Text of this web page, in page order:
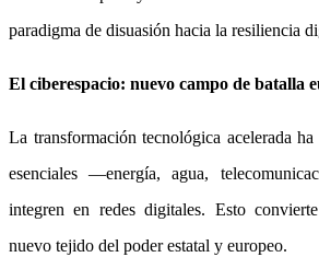
paradigma de disuasión hacia la resiliencia
El ciberespacio: nuevo campo de batalla
La transformación tecnológica acelerada
esenciales —energía, agua,
integren en redes digitales. Esto
nuevo tejido del poder estatal y europeo.